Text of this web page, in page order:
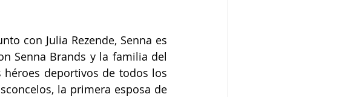
con Julia Rezende, Senna es
Senna Brands y la familia del
deportivos de todos los
la primera esposa de